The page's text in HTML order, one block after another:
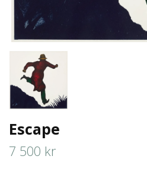
Escape
7 500 kr